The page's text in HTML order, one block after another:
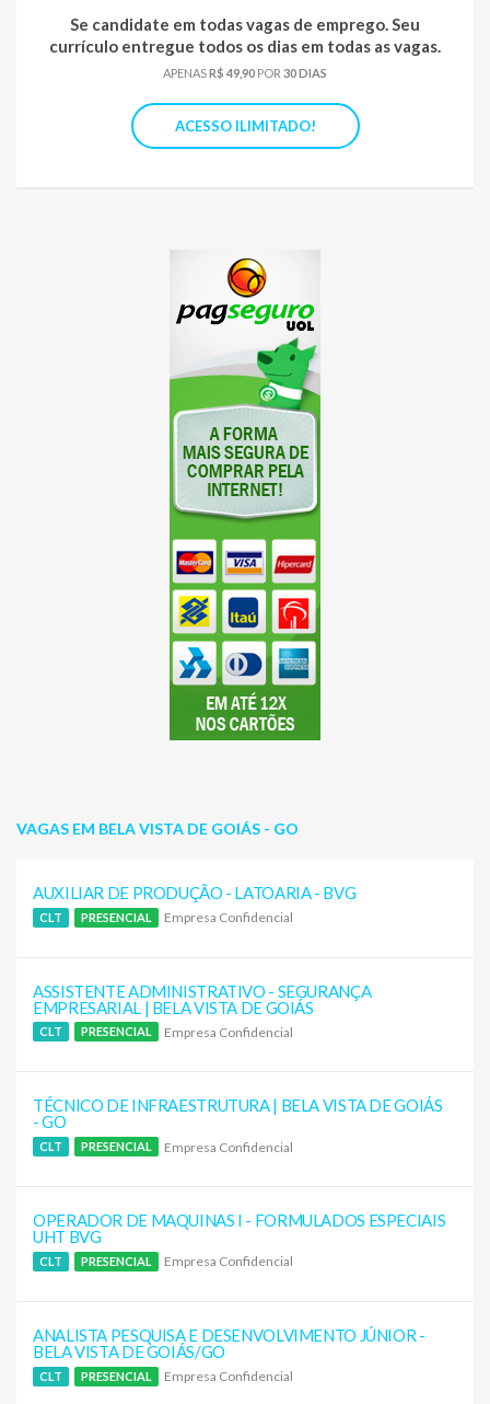
Se candidate em todas vagas de emprego. Seu
currículo entregue todos os dias em todas as vagas.
APENASR$ 49,90 POR 30 DIAS
ACESSO ILIMITADO!
VAGAS EM BELA VISTA DE GOIÁS - GO
AUXILIAR DE PRODUÇÃO - LATOARIA - BVG
CLT PRESENCIAL Empresa Confidencial
ASSISTENTE ADMINISTRATIVO - SEGURANÇA
EMPRESARIAL | BELA VISTA DE GOIÁS
CLT PRESENCIAL Empresa Confidencial
TÉCNICO DE INFRAESTRUTURA | BELA VISTA DE GOIÁS
- GO
CLT PRESENCIAL Empresa Confidencial
OPERADOR DE MAQUINAS I - FORMULADOS ESPECIAIS
UHT BVG
CLT PRESENCIAL Empresa Confidencial
ANALISTA PESQUISA E DESENVOLVIMENTO JÚNIOR -
BELA VISTA DE GOIÁS/GO
CLT PRESENCIAL Empresa Confidencial